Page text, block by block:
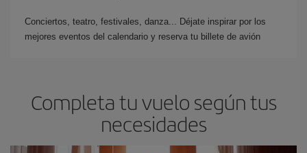
Conciertos, teatro, festivales, danza... Déjate inspirar por los
mejores eventos del calendario y reserva tu billete de avión
Completa tu vuelo según tus
necesidades